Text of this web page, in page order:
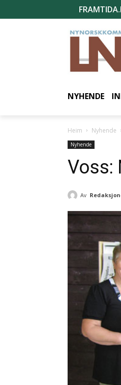
NYHENDE
Heim Nyhende
Nyhende
Voss:
Av